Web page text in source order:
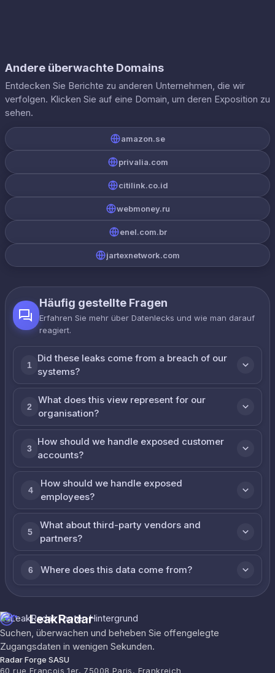
Andere überwachte Domains
Entdecken Sie Berichte zu anderen Unternehmen, die wir
verfolgen. Klicken Sie auf eine Domain, um deren Exposition zu
sehen.
amazon.se
privalia.com
citilink.co.id
webmoney.ru
enel.com.br
jartexnetwork.com
Häufig gestellte Fragen
Erfahren Sie mehr über Datenlecks und wie man darauf
reagiert.
1
Did these leaks come from a breach of our
systems?
2
What does this view represent for our
organisation?
3
How should we handle exposed customer
accounts?
4
How should we handle exposed
employees?
5
What about third-party vendors and
partners?
6 Where does this data come from?
LeakRadar
Suchen, überwachen und beheben Sie offengelegte
Zugangsdaten in wenigen Sekunden.
Radar Forge SASU
60 rue François 1er, 75008 Paris, Frankreich